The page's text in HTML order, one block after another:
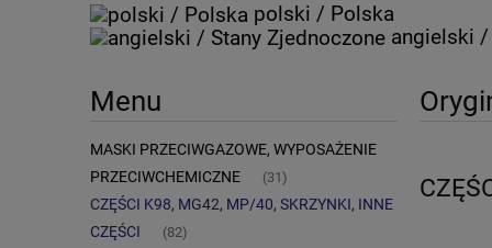
polski / Polska
angielski /
Menu
MASKI PRZECIWGAZOWE, WYPOSAŻENIE
PRZECIWCHEMICZNE
(31)
CZĘŚCI K98, MG42, MP/40, SKRZYNKI, INNE
CZĘŚCI
(82)